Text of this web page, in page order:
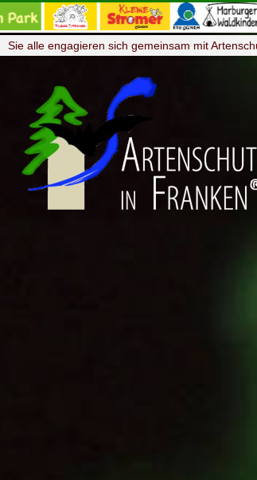
Sie alle engagieren sich gemeinsam mit